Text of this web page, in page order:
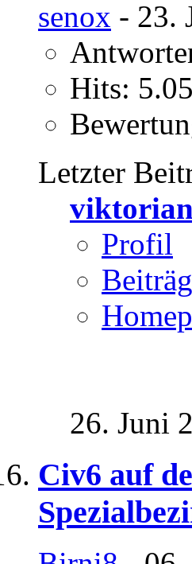
senox - 23.
Hits:
Letzter
Profil
26. Juni
Civ6 auf